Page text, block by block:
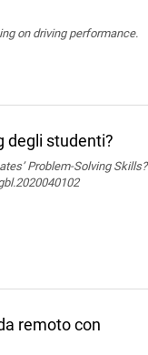
on driving performance.
degli studenti?
Problem-Solving Skills?
remoto con